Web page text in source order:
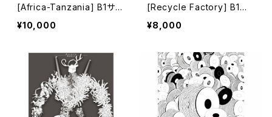
[Africa-Tanzania] B1サイ
ズ
¥10,000
[Recycle Factory] B1サ
イズ
¥8,000